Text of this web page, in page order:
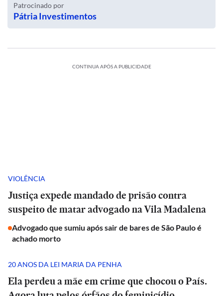
Patrocinado por
Pátria Investimentos
CONTINUA APÓS A PUBLICIDADE
VIOLÊNCIA
Justiça expede mandado de prisão contra
suspeito de matar advogado na Vila Madalena
Advogado que sumiu após sair de bares de São Paulo é
achado morto
20 ANOS DA LEI MARIA DA PENHA
Ela perdeu a mãe em crime que chocou o País.